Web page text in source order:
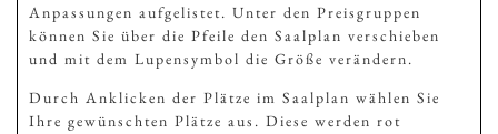
Anpassungen aufgelistet. Unter den Preisgruppen
können Sie über die Pfeile den Saalplan verschieben
und mit dem Lupensymbol die Größe verändern.
Durch Anklicken der Plätze im Saalplan wählen Sie
Ihre gewünschten Plätze aus. Diese werden rot